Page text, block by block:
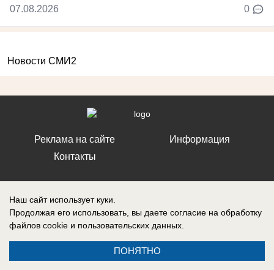
07.08.2026 0
Новости СМИ2
Реклама на сайте
Контакты
Информация
Запись о регистрации СМИ: ЭЛ № ФС 77 – 86242, выдано
Федеральной службой по надзору в сфере связи, информационных
технологий и массовых коммуникаций (Роскомнадзор) 10 ноября 2023
г.
Наш сайт использует куки.
Продолжая его использовать, вы даете согласие на обработку
файлов cookie и пользовательских данных.
ПОНЯТНО